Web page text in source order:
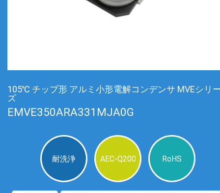
105℃ チップ形 アルミ小形電解コンデンサ MVEシリ
ズ
EMVE350ARA331MJA0G
耐洗浄 AEC-Q200 RoHS